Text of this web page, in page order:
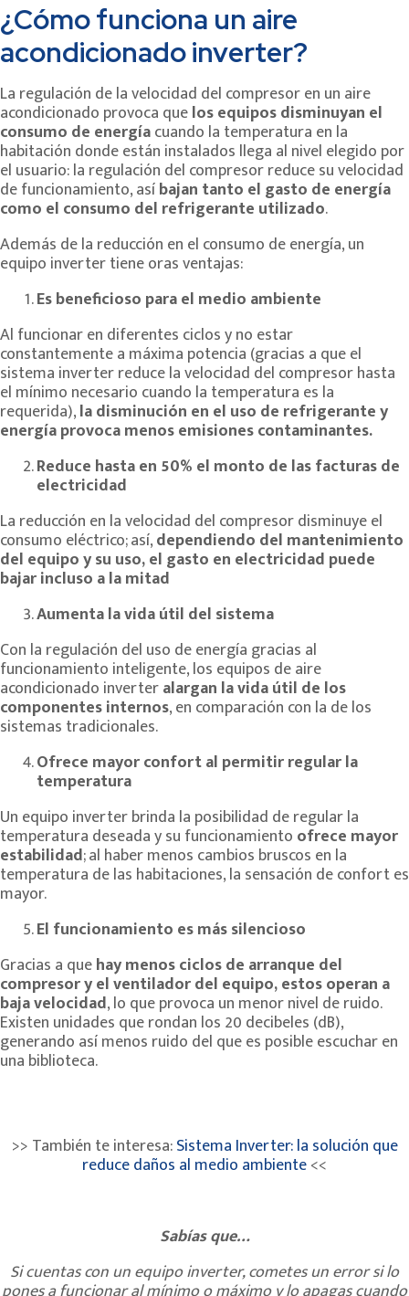
¿Cómo funciona un aire
acondicionado inverter?
La regulación de la velocidad del compresor en un aire
acondicionado provoca quelos equipos disminuyan el
consumo de energíacuando la temperatura en la
habitación donde están instalados llega al nivel elegido por
el usuario: la regulación del compresor reduce su velocidad
de funcionamiento, asíbajan tanto el gasto de energía
como el consumo del refrigerante utilizado.
Además de la reducción en el consumo de energía, un
equipo inverter tiene oras ventajas:
Es beneficioso para el medio ambiente
Al funcionar en diferentes ciclos y no estar
constantemente a máxima potencia (gracias a que el
sistema inverter reduce la velocidad del compresor hasta
el mínimo necesario cuando la temperatura es la
requerida),la disminución en el uso de refrigerante y
energía provoca menos emisiones contaminantes.
Reduce hasta en 50% el monto de las facturas de
electricidad
La reducción en la velocidad del compresor disminuye el
consumo eléctrico; así,dependiendo del mantenimiento
del equipo y su uso, el gasto en electricidad puede
bajar incluso a la mitad
Aumenta la vida útil del sistema
Con la regulación del uso de energía gracias al
funcionamiento inteligente, los equipos de aire
acondicionado inverteralargan la vida útil de los
componentes internos, en comparación con la de los
sistemas tradicionales.
Ofrece mayor confort al permitir regular la
temperatura
Un equipo inverter brinda la posibilidad de regular la
temperatura deseada y su funcionamiento ofrece mayor
estabilidad; al haber menos cambios bruscos en la
temperatura de las habitaciones, la sensación de confort es
mayor.
El funcionamiento es más silencioso
Gracias a quehay menos ciclos de arranque del
compresor y el ventilador del equipo, estos operan a
baja velocidad, lo que provoca un menor nivel de ruido.
Existen unidades que rondan los 20 decibeles (dB),
generando así menos ruido del que es posible escuchar en
una biblioteca.
>> También te interesa:Sistema Inverter: la solución que
reduce daños al medio ambiente<<
Sabías que…
Si cuentas con un equipo inverter, cometes un error si lo